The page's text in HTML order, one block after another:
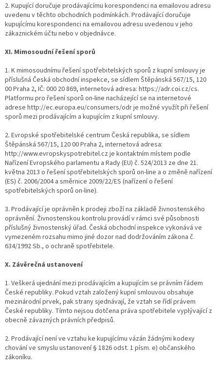
2. Kupující doručuje prodávajícímu korespondenci na emailovou adresu
uvedenu v těchto obchodních podmínkách. Prodávající doručuje
kupujícímu korespondenci na emailovou adresu uvedenou v jeho
zákaznickém účtu nebo v objednávce.
XI. Mimosoudní řešení sporů
1. K mimosoudnímu řešení spotřebitelských sporů z kupní smlouvy je
příslušná Česká obchodní inspekce, se sídlem Štěpánská 567/15, 120
00 Praha 2, IČ: 000 20 869, internetová adresa: https://adr.coi.cz/cs.
Platformu pro řešení sporů on-line nacházející se na internetové
adrese http://ec.europa.eu/consumers/odr je možné využít při řešení
sporů mezi prodávajícím a kupujícím z kupní smlouvy.
2. Evropské spotřebitelské centrum Česká republika, se sídlem
Štěpánská 567/15, 120 00 Praha 2, internetová adresa:
http://www.evropskyspotrebitel.cz je kontaktním místem podle
Nařízení Evropského parlamentu a Rady (EU) č. 524/2013 ze dne 21.
května 2013 o řešení spotřebitelských sporů on-line a o změně nařízení
(ES) č. 2006/2004 a směrnice 2009/22/ES (nařízení o řešení
spotřebitelských sporů on-line).
3. Prodávající je oprávněn k prodeji zboží na základě živnostenského
oprávnění. Živnostenskou kontrolu provádí v rámci své působnosti
příslušný živnostenský úřad. Česká obchodní inspekce vykonává ve
vymezeném rozsahu mimo jiné dozor nad dodržováním zákona č.
634/1992 Sb., o ochraně spotřebitele.
X. Závěrečná ustanovení
1. Veškerá ujednání mezi prodávajícím a kupujícím se právním řádem
České republiky. Pokud vztah založený kupní smlouvou obsahuje
mezinárodní prvek, pak strany sjednávají, že vztah se řídí právem
České republiky. Tímto nejsou dotčena práva spotřebitele vyplývající z
obecně závazných právních předpisů.
2. Prodávající není ve vztahu ke kupujícímu vázán žádnými kodexy
chování ve smyslu ustanovení § 1826 odst. 1 písm. e) občanského
zákoníku.